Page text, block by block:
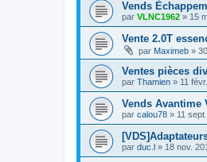
Vends
par VLNC1962 » 15
Vente 2.0T
par Maximeb »
Ventes pièces
par Thamien » 11
Vends Avantime
par calou78 » 11
par duc.l » 18 nov.